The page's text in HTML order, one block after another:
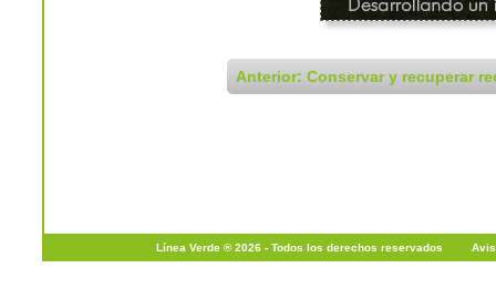
Anterior: Conservar y recuperar
Línea Verde ® 2026 - Todos los derechos reservados